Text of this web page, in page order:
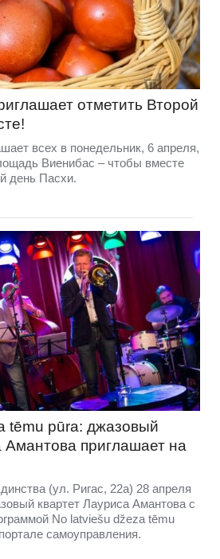
отметить Второй
всех в понедельник, 6 апреля,
Виенибас – чтобы вместе
день Пасхи.
tēmu pūra: джазовый
Амантова приглашает на
(ул. Ригас, 22а) 28 апреля
квартет Лауриса Амантова с
No latviešu džeza tēmu
самоуправления.